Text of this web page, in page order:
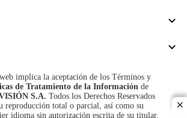
implica la aceptación de los Términos y
de Tratamiento de la Información de
S.A. Todos los Derechos Reservados
reproducción total o parcial, así como su
idioma sin autorización escrita de su titular.